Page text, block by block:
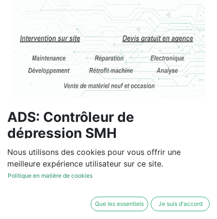
ADS: Contrôleur de
dépression SMH
ALARMIANTE V1
Vous souhaitez un devis de
réparation ou de vente, un
diagnostic sur site?
Nous utilisons des cookies pour vous offrir une
meilleure expérience utilisateur sur ce site.
Politique en matière de cookies
Que les essentiels Je suis d'accord